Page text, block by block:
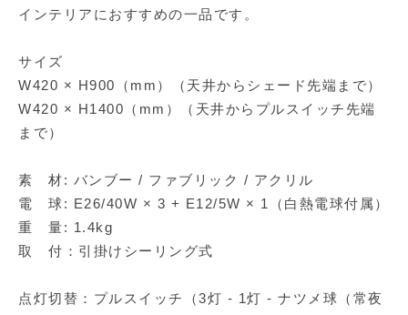
インテリアにおすすめの一品です。
サイズ
W420 × H900（mm）（天井からシェード先端まで）
W420 × H1400（mm）（天井からプルスイッチ先端
まで）
素 材: バンブー / ファブリック / アクリル
電 球: E26/40W × 3 + E12/5W × 1（白熱電球付属）
重 量: 1.4kg
取 付：引掛けシーリング式
点灯切替：プルスイッチ（3灯 - 1灯 - ナツメ球（常夜